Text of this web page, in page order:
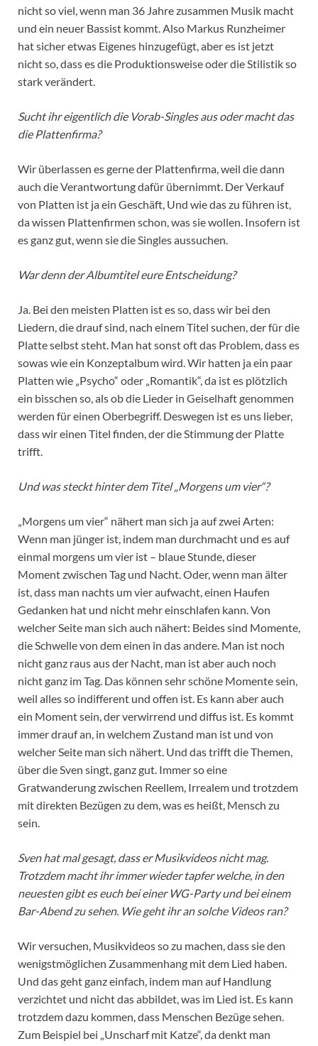
nicht so viel, wenn man 36 Jahre zusammen Musik macht
und ein neuer Bassist kommt. Also Markus Runzheimer
hat sicher etwas Eigenes hinzugefügt, aber es ist jetzt
nicht so, dass es die Produktionsweise oder die Stilistik so
stark verändert.
Sucht ihr eigentlich die Vorab-Singles aus oder macht das
die Plattenfirma?
Wir überlassen es gerne der Plattenfirma, weil die dann
auch die Verantwortung dafür übernimmt. Der Verkauf
von Platten ist ja ein Geschäft, Und wie das zu führen ist,
da wissen Plattenfirmen schon, was sie wollen. Insofern ist
es ganz gut, wenn sie die Singles aussuchen.
War denn der Albumtitel eure Entscheidung?
Ja. Bei den meisten Platten ist es so, dass wir bei den
Liedern, die drauf sind, nach einem Titel suchen, der für die
Platte selbst steht. Man hat sonst oft das Problem, dass es
sowas wie ein Konzeptalbum wird. Wir hatten ja ein paar
Platten wie „Psycho“ oder „Romantik“, da ist es plötzlich
ein bisschen so, als ob die Lieder in Geiselhaft genommen
werden für einen Oberbegriff. Deswegen ist es uns lieber,
dass wir einen Titel finden, der die Stimmung der Platte
trifft.
Und was steckt hinter dem Titel „Morgens um vier“?
„Morgens um vier“ nähert man sich ja auf zwei Arten:
Wenn man jünger ist, indem man durchmacht und es auf
einmal morgens um vier ist – blaue Stunde, dieser
Moment zwischen Tag und Nacht. Oder, wenn man älter
ist, dass man nachts um vier aufwacht, einen Haufen
Gedanken hat und nicht mehr einschlafen kann. Von
welcher Seite man sich auch nähert: Beides sind Momente,
die Schwelle von dem einen in das andere. Man ist noch
nicht ganz raus aus der Nacht, man ist aber auch noch
nicht ganz im Tag. Das können sehr schöne Momente sein,
weil alles so indifferent und offen ist. Es kann aber auch
ein Moment sein, der verwirrend und diffus ist. Es kommt
immer drauf an, in welchem Zustand man ist und von
welcher Seite man sich nähert. Und das trifft die Themen,
über die Sven singt, ganz gut. Immer so eine
Gratwanderung zwischen Reellem, Irrealem und trotzdem
mit direkten Bezügen zu dem, was es heißt, Mensch zu
sein.
Sven hat mal gesagt, dass er Musikvideos nicht mag.
Trotzdem macht ihr immer wieder tapfer welche, in den
neuesten gibt es euch bei einer WG-Party und bei einem
Bar-Abend zu sehen. Wie geht ihr an solche Videos ran?
Wir versuchen, Musikvideos so zu machen, dass sie den
wenigstmöglichen Zusammenhang mit dem Lied haben.
Und das geht ganz einfach, indem man auf Handlung
verzichtet und nicht das abbildet, was im Lied ist. Es kann
trotzdem dazu kommen, dass Menschen Bezüge sehen.
Zum Beispiel bei „Unscharf mit Katze“, da denkt man